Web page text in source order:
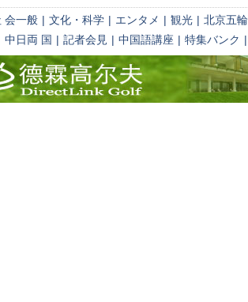
会一般 | 文化・科学 | エンタメ | 観光 | 北京五輪
中日両 国 | 記者会見 | 中国語講座 | 特集バンク |